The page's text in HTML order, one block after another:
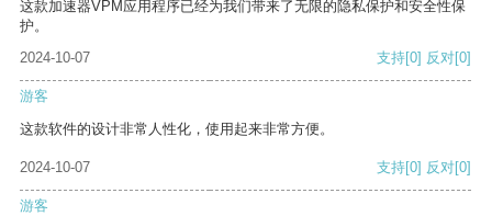
这款加速器VPM应用程序已经为我们带来了无限的隐私保护和安全性保
护。
2024-10-07
支持[0] 反对[0]
游客
这款软件的设计非常人性化，使用起来非常方便。
2024-10-07 支持[0] 反对[0]
游客